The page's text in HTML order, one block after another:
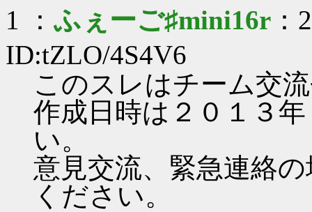
1 ：ふぇーご♯mini16r
ID:tZLO/4S4V6
このスレはチーム交
作成日時は２０１３
い。
意見交流、緊急連絡
ください。